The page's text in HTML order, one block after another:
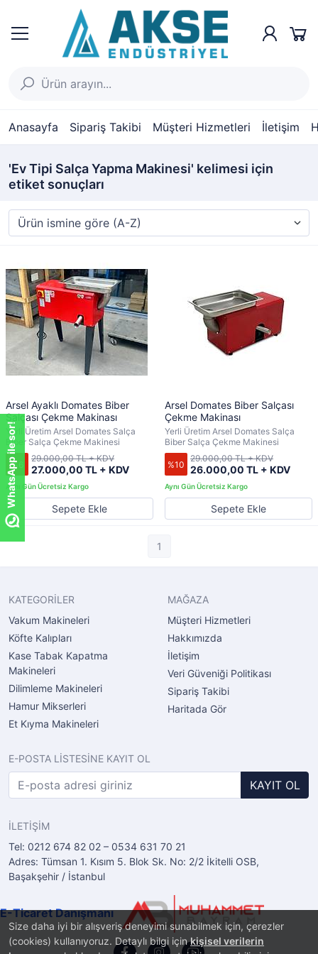
Anasayfa Sipariş Takibi Müşteri Hizmetleri İletişim
Size daha iyi bir alışveriş deneyimi sunabilmek için, çerezler
(cookies) kullanıyoruz. Detaylı bilgi içinkişisel verilerin
'Ev Tipi Salça Yapma Makinesi' kelimesi için
etiket sonuçları
Arsel Ayaklı Domates Biber
Salçası Çekme Makinası
Yerli Üretim Arsel Domates Salça
Biber Salça Çekme Makinesi
%6 27.000,00 TL + KDV
29.000,00 TL + KDV
Sepete Ekle
Arsel Domates Biber Salçası
Çekme Makinası
Yerli Üretim Arsel Domates Salça
Biber Salça Çekme Makinesi
%10 26.000,00 TL + KDV
29.000,00 TL + KDV
Sepete Ekle
1
KATEGORİLER
Vakum Makineleri
Köfte Kalıpları
Kase Tabak Kapatma
Makineleri
Dilimleme Makineleri
Hamur Mikserleri
Et Kıyma Makineleri
MAĞAZA
Müşteri Hizmetleri
Hakkımızda
İletişim
Veri Güveniği Politikası
Sipariş Takibi
Haritada Gör
E-POSTA LİSTESİNE KAYIT OL
KAYIT OL
İLETİŞİM
Tel: 0212 674 82 02 – 0534 631 70 21
Adres: Tümsan 1. Kısım 5. Blok Sk. No: 2/2 İkitelli OSB,
Başakşehir / İstanbul
E-Ticaret Danışmanı
WhatsApp ile sor!